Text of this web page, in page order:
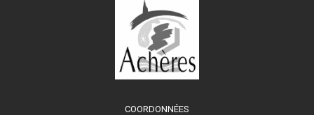
COORDONNÉES